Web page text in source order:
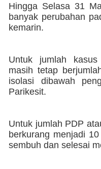
Hingga Selasa 31
banyak perubahan
kemarin.
Untuk jumlah
masih tetap
isolasi dibawah
Parikesit.
Untuk jumlah PDP
berkurang menjadi
sembuh dan selesai